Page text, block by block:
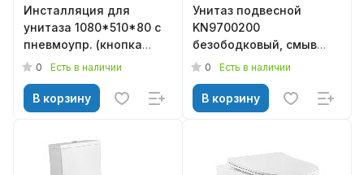
Инсталляция для
унитаза 1080*510*80 с
пневмоупр. (кнопка
белая круг в комплекте)
0 Есть в наличии
В корзину
Унитаз подвесной
KN9700200
безободковый, смыв
торнадо, сиденье
500*360*350, KNOIS
0 Есть в наличии
В корзину